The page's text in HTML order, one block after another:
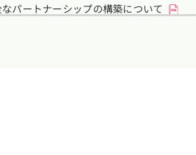
パートナーシップの構築について